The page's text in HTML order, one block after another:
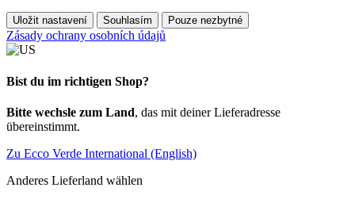
Uložit nastavení Souhlasím Pouze nezbytné
Zásady ochrany osobních údajů
Bist du im richtigen Shop?
Bitte wechsle zum Land, das mit deiner Lieferadresse
übereinstimmt.
Zu Ecco Verde International (English)
Anderes Lieferland wählen